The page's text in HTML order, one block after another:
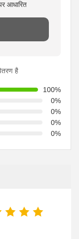
आधारित
है
100%
0%
0%
0%
0%